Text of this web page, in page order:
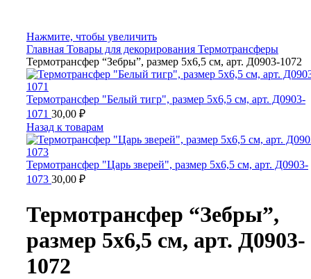
Нажмите, чтобы увеличить
Главная Товары для декорирования Термотрансферы
Термотрансфер “Зебры”, размер 5х6,5 см, арт. Д0903-1072
Термотрансфер "Белый тигр", размер 5х6,5 см, арт. Д0903-
1071 30,00 ₽
Назад к товарам
Термотрансфер "Царь зверей", размер 5х6,5 см, арт. Д0903-
1073 30,00 ₽
Термотрансфер “Зебры”,
размер 5х6,5 см, арт. Д0903-
1072